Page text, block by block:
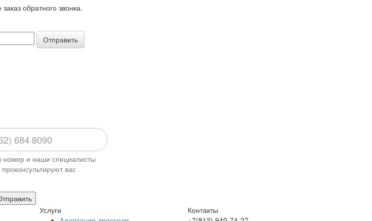
обратного звонка.
Отправить
номер и наши специалисты
вас
Услуги
Контакты